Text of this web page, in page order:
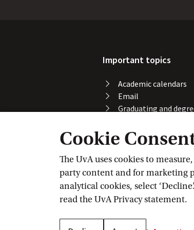
Cookie
The UvA uses cookies to
party content and for marketing
analytical cookies, select
read the UvA Privacy statement.
Important topics
Academic calendars
Email
Graduating and
Printing, copying and
scanning
Study abroad
Course registration
VPN
Wi-Fi